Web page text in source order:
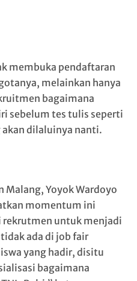
membuka pendaftaran
melainkan hanya
bagaimana
sebelum tes tulis seperti
dilaluinya nanti.
Malang, Yoyok Wardoyo
momentum ini
rekrutmen untuk menjadi
ada di job fair
yang hadir, disitu
bagaimana